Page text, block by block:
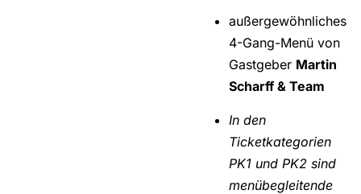
außergewöhnliches
4-Gang-Menü von
Gastgeber Martin
Scharff & Team
In den
Ticketkategorien
PK1 und PK2 sind
menübegleitende